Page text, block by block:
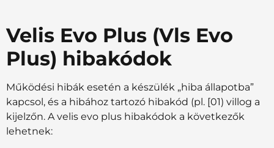
Velis Evo Plus (Vls Evo
Plus) hibakódok
Működési hibák esetén a készülék „hiba állapotba”
kapcsol, és a hibához tartozó hibakód (pl. [01) villog a
kijelzőn. A velis evo plus hibakódok a következők
lehetnek: